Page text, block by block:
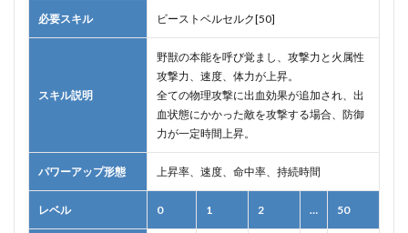
必要スキル ビーストベルセルク[50]
スキル説明
野獣の本能を呼び覚まし、攻撃力と火属性
攻撃力、速度、体力が上昇。
全ての物理攻撃に出血効果が追加され、出
血状態にかかった敵を攻撃する場合、防御
力が一定時間上昇。
パワーアップ形態 上昇率、速度、命中率、持続時間
レベル 0 1 2 … 50